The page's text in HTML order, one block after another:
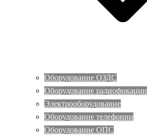
Оборудование ОЗДС
Оборудование радиофикации
Электрооборудование
Оборудование телефонии
Оборудование ОПС